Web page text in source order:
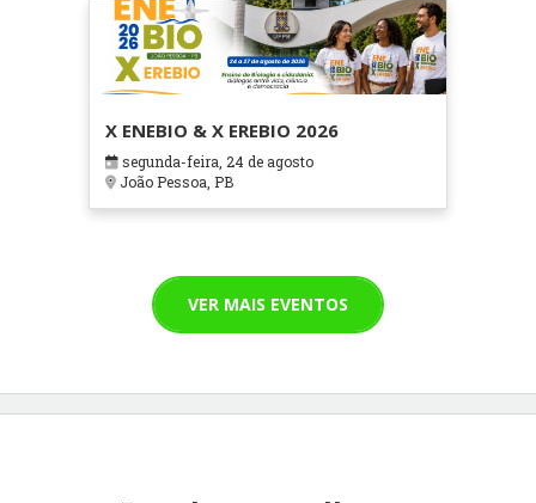
X ENEBIO & X EREBIO 2026
segunda-feira, 24 de agosto
João Pessoa, PB
VER MAIS EVENTOS